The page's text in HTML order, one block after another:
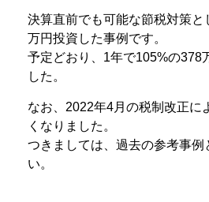
決算直前でも可能な節税対策
万円投資した事例です。
予定どおり、1年で105%の378
した。
なお、2022年4月の税制改正に
くなりました。
つきましては、過去の参考事例
い。